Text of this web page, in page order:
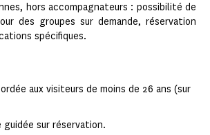
hors accompagnateurs : possibilité de
des groupes sur demande, réservation
spécifiques.
aux visiteurs de moins de 26 ans (sur
sur réservation.